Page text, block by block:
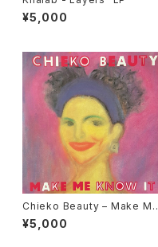
¥5,000
Chieko Beauty ‎– Make Me
Know It "used 7"
¥5,000